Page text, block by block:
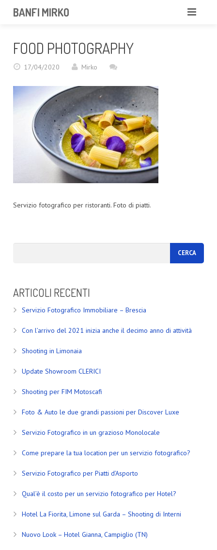
BANFI MIRKO
PORTFOLIO
SERVIZI
FOOD PHOTOGRAPHY
17/04/2020 Mirko
Servizio fotografico per ristoranti. Foto di piatti.
ARTICOLI RECENTI
Servizio Fotografico Immobiliare – Brescia
Con l’arrivo del 2021 inizia anche il decimo anno di attività
Shooting in Limonaia
Update Showroom CLERICI
Shooting per FIM Motoscafi
Foto & Auto le due grandi passioni per Discover Luxe
Servizio Fotografico in un grazioso Monolocale
Come prepare la tua location per un servizio fotografico?
Servizio Fotografico per Piatti d’Asporto
Qual’è il costo per un servizio fotografico per Hotel?
Hotel La Fiorita, Limone sul Garda – Shooting di Interni
Nuovo Look – Hotel Gianna, Campiglio (TN)